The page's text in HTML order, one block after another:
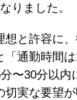
りました。
想と許容に
「通勤時間
〜30分以
実な要望が